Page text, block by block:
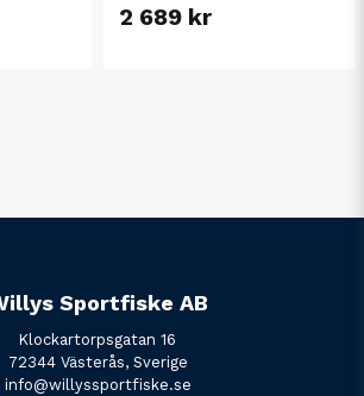
2 689 kr
Sportfiske AB
Klockartorpsgatan 16
72344 Västerås, Sverige
info@willyssportfiske.se